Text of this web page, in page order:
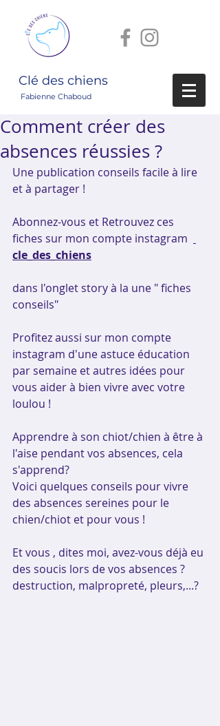
Clé des chiens
Fabienne Chaboud
Comment créer des
absences réussies ?
Une publication conseils facile à lire
et à partager !
Abonnez-vous et Retrouvez ces
fiches sur mon compte instagram
cle_des_chiens
dans l'onglet story à la une " fiches
conseils"
Profitez aussi sur mon compte
instagram d'une astuce éducation
par semaine et autres idées pour
vous aider à bien vivre avec votre
loulou !
Apprendre à son chiot/chien à être à
l'aise pendant vos absences, cela
s'apprend?
Voici quelques conseils pour vivre
des absences sereines pour le
chien/chiot et pour vous !
Et vous , dites moi, avez-vous déjà eu
des soucis lors de vos absences ?
destruction, malpropreté, pleurs,...?